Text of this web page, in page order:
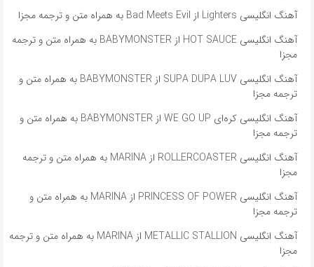
آهنگ انگلیسی Lighters از Bad Meets Evil به همراه متن و ترجمه مجزا
آهنگ انگلیسی HOT SAUCE از BABYMONSTER به همراه متن و ترجمه
مجزا
آهنگ انگلیسی SUPA DUPA LUV از BABYMONSTER به همراه متن و
ترجمه مجزا
آهنگ انگلیسی کره‌ای WE GO UP از BABYMONSTER به همراه متن و
ترجمه مجزا
آهنگ انگلیسی ROLLERCOASTER از MARINA به همراه متن و ترجمه
مجزا
آهنگ انگلیسی PRINCESS OF POWER از MARINA به همراه متن و
ترجمه مجزا
آهنگ انگلیسی METALLIC STALLION از MARINA به همراه متن و ترجمه
مجزا